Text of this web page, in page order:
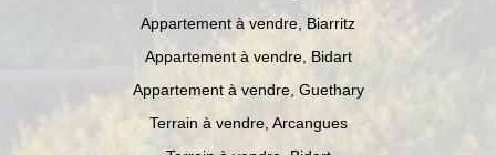
Appartement à vendre, Biarritz
Appartement à vendre, Bidart
Appartement à vendre, Guethary
Terrain à vendre, Arcangues